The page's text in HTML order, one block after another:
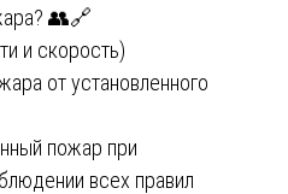
👥🔗
и скорость)
от установленного
пожар при
всех правил